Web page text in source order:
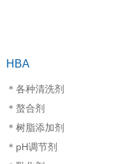
HBA
＊各种清洗剂
＊螯合剂
＊树脂添加剂
＊ pH调节剂